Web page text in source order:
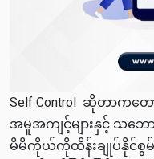
Self Control ဆိုတာကတေ
အမူအကျင့်များနှင့် သဘေ
မိမိကိုယ်ကိုထိန်းချုပ်နိုင်စွမ်း